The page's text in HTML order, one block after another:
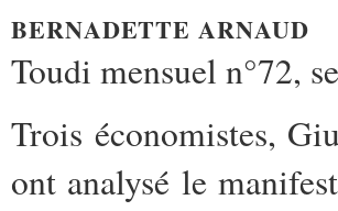
BERNADETTE ARNAUD
Toudi mensuel n°72,
Trois économistes,
ont analysé le